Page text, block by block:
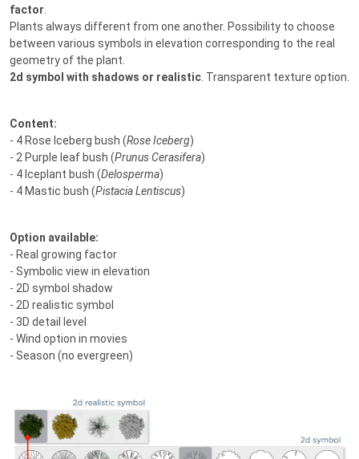
factor
Plants always different from one another. Possibility to choose
between various symbols in elevation corresponding to the real
geometry of the plant.
2d symbol with shadows or realistic . Transparent texture option.
Content:
- 4 Rose Iceberg bush (Rose Iceberg)
- 2 Purple leaf bush (Prunus Cerasifera)
- 4 Iceplant bush (Delosperma)
- 4 Mastic bush (Pistacia Lentiscus)
Option available:
- Real growing factor
- Symbolic view in elevation
- 2D symbol shadow
- 2D realistic symbol
- 3D detail level
- Wind option in movies
- Season (no evergreen)